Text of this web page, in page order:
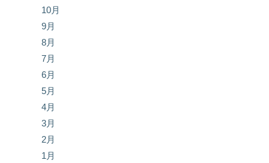
10月
9月
8月
7月
6月
5月
4月
3月
2月
1月